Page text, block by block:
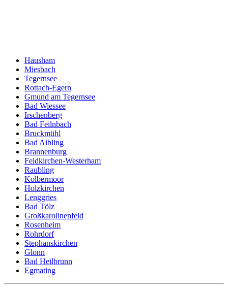
Hausham
Miesbach
Tegernsee
Rottach-Egern
Gmund am Tegernsee
Bad Wiessee
Irschenberg
Bad Feilnbach
Bruckmühl
Bad Aibling
Brannenburg
Feldkirchen-Westerham
Raubling
Kolbermoor
Holzkirchen
Lenggries
Bad Tölz
Großkarolinenfeld
Rosenheim
Rohrdorf
Stephanskirchen
Glonn
Bad Heilbrunn
Egmating